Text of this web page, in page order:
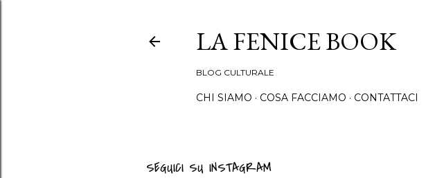
LA FENICE BOOK
BLOG CULTURALE
CHI SIAMO COSA FACCIAMO CONTATTACI
SEGUICI SU INSTAGRAM